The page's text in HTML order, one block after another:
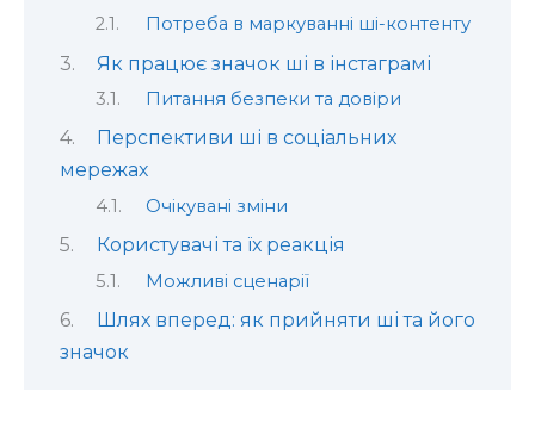
Потреба в маркуванні ші-контенту
Як працює значок ші в інстаграмі
Питання безпеки та довіри
Перспективи ші в соціальних
мережах
Очікувані зміни
Користувачі та їх реакція
Можливі сценарії
Шлях вперед: як прийняти ші та його
значок